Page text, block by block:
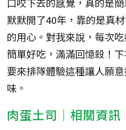
口咬下去的感覺，真的是
默默開了40年，靠的是真
的用心。對我來說，每次
簡單好吃，滿滿回憶殺！
要來排隊體驗這種讓人願
味。
肉蛋土司｜相關資訊